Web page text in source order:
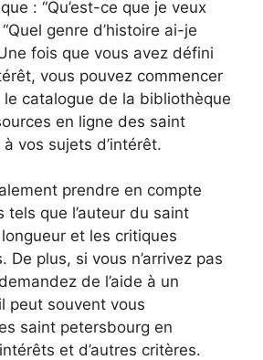
: “Qu’est-ce que je veux
genre d’histoire ai-je
fois que vous avez défini
vous pouvez commencer
le catalogue de la bibliothèque
en ligne des saint
vos sujets d’intérêt.
prendre en compte
tels que l’auteur du saint
et les critiques
De plus, si vous n’arrivez pas
de l’aide à un
peut souvent vous
saint petersbourg en
et d’autres critères.